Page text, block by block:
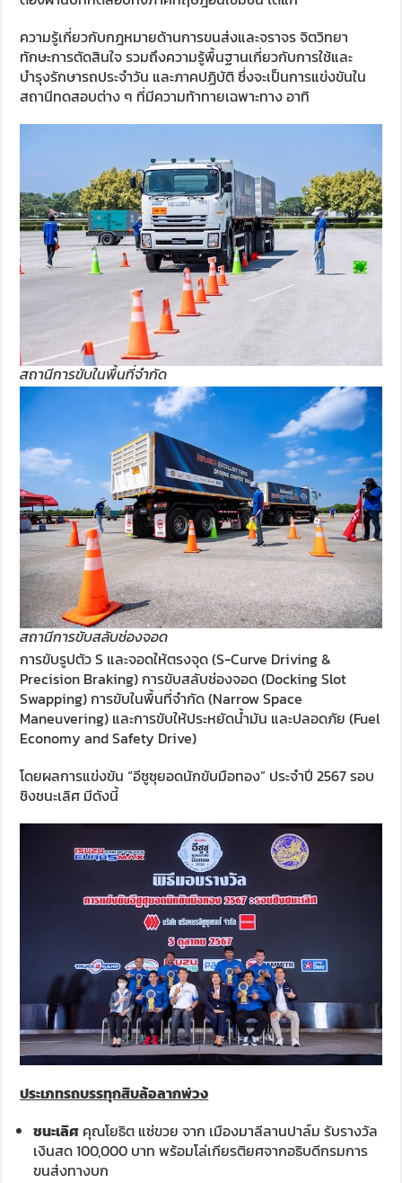
ความรู้เกี่ยวกับกฎหมายด้านการขนส่งและจราจร จิตวิทยา
ทักษะการตัดสินใจ รวมถึงความรู้พื้นฐานเกี่ยวกับการใช้และ
บำรุงรักษารถประจำวัน และภาคปฏิบัติ ซึ่งจะเป็นการแข่งขันใน
สถานีทดสอบต่าง ๆ ที่มีความท้าทายเฉพาะทาง อาทิ
สถานีการขับในพื้นที่จำกัด
สถานีการขับสลับช่องจอด
การขับรูปตัว S และจอดให้ตรงจุด (S-Curve Driving &
Precision Braking) การขับสลับช่องจอด (Docking Slot
Swapping) การขับในพื้นที่จำกัด (Narrow Space
Maneuvering) และการขับให้ประหยัดน้ำมัน และปลอดภัย (Fuel
Economy and Safety Drive)
โดยผลการแข่งขัน “อีซูซุยอดนักขับมือทอง” ประจำปี 2567 รอบ
ชิงชนะเลิศ มีดังนี้
ประเภทรถบรรทุกสิบล้อลากพ่วง
ชนะเลิศ คุณโยธิต แซ่ขวย จาก เมืองมาลีลานปาล์ม รับรางวัล
เงินสด 100,000 บาท พร้อมโล่เกียรติยศจากอธิบดีกรมการ
ขนส่งทางบก